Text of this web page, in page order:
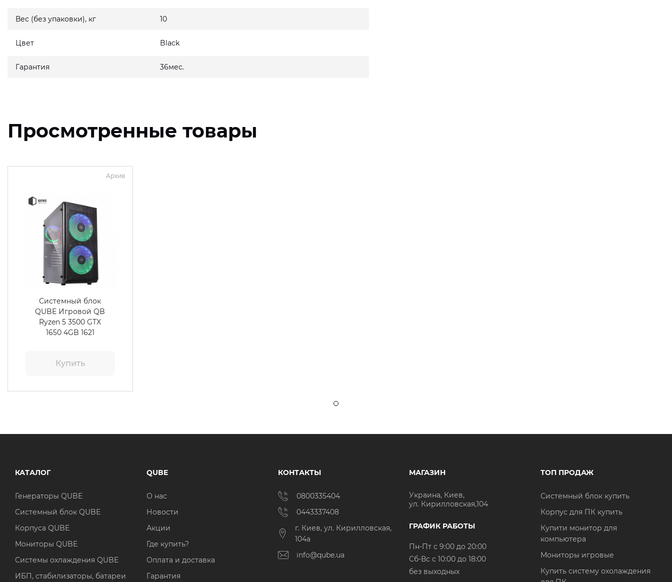
Вес (без упаковки), кг 10
Цвет Black
Гарантия 36мес.
Просмотренные товары
Архив
Системный блок
QUBE Игровой QB
Ryzen 5 3500 GTX
1650 4GB 1621
Купить
КАТАЛОГ
Генераторы QUBE
Системный блок QUBE
Корпуса QUBE
Мониторы QUBE
Системы охлаждения QUBE
ИБП, стабилизаторы, батареи
QUBE
О нас
Новости
Акции
Где купить?
Оплата и доставка
Гарантия
КОНТАКТЫ
0800335404
0443337408
г. Киев, ул. Кирилловская,
104а
info@qube.ua
МАГАЗИН
Украина, Киев,
ул. Кирилловская,104
ГРАФИК РАБОТЫ
Пн-Пт с 9:00 до 20:00
Cб-Вс с 10:00 до 18:00
без выходных
ТОП ПРОДАЖ
Системный блок купить
Корпус для ПК купить
Купити монитор для
компьютера
Мониторы игровые
Купить систему охолаждения